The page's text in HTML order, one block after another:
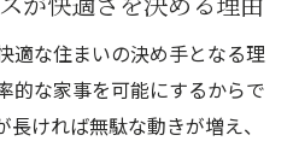
適な住まいの決め手となる理
的な家事を可能にするからで
ければ無駄な動きが増え、